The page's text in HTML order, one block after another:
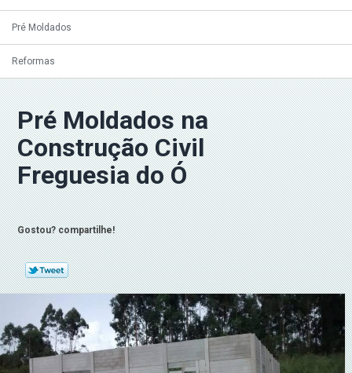
Pré Moldados
Reformas
Pré Moldados na
Construção Civil
Freguesia do Ó
Gostou? compartilhe!